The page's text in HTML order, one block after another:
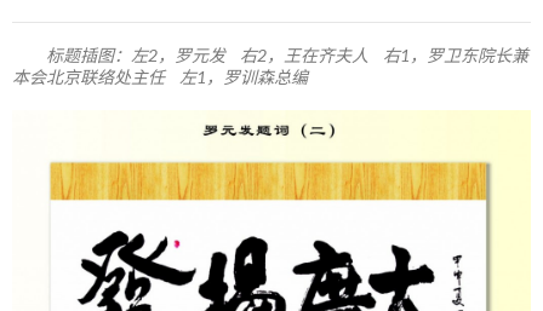
标题插图：左2，罗元发 右2，王在齐夫人 右1，罗卫东院长兼
本会北京联络处主任 左1，罗训森总编